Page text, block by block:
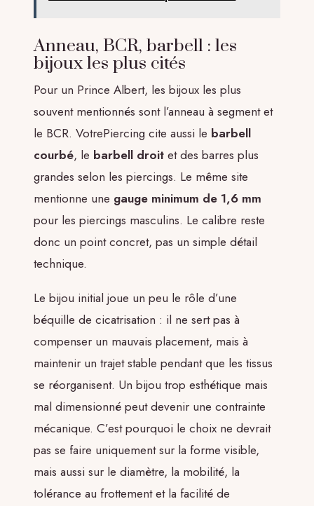
Anneau, BCR, barbell : les
bijoux les plus cités
Pour un Prince Albert, les bijoux les plus
souvent mentionnés sont l’anneau à segment et
le BCR. VotrePiercing cite aussi le barbell
courbé, le barbell droit et des barres plus
grandes selon les piercings. Le même site
mentionne une gauge minimum de 1,6 mm
pour les piercings masculins. Le calibre reste
donc un point concret, pas un simple détail
technique.
Le bijou initial joue un peu le rôle d’une
béquille de cicatrisation : il ne sert pas à
compenser un mauvais placement, mais à
maintenir un trajet stable pendant que les tissus
se réorganisent. Un bijou trop esthétique mais
mal dimensionné peut devenir une contrainte
mécanique. C’est pourquoi le choix ne devrait
pas se faire uniquement sur la forme visible,
mais aussi sur le diamètre, la mobilité, la
tolérance au frottement et la facilité de